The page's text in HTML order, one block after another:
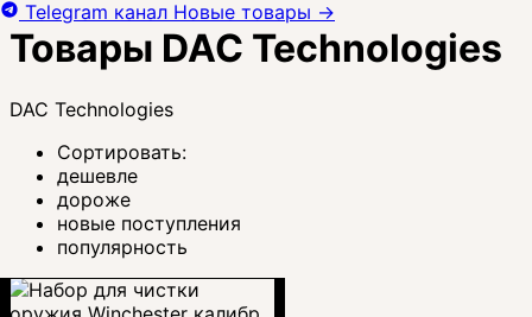
Товары DAC Technologies
DAC Technologies
Сортировать:
дешевле
дороже
новые поступления
популярность
Telegram канал Новые товары →